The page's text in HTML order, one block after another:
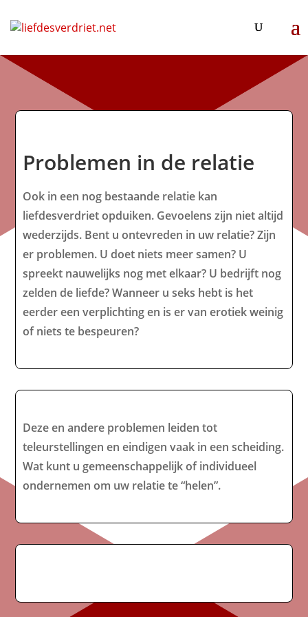
Problemen in de relatie
Ook in een nog bestaande relatie kan
liefdesverdriet opduiken. Gevoelens zijn niet altijd
wederzijds. Bent u ontevreden in uw relatie? Zijn
er problemen. U doet niets meer samen? U
spreekt nauwelijks nog met elkaar? U bedrijft nog
zelden de liefde? Wanneer u seks hebt is het
eerder een verplichting en is er van erotiek weinig
of niets te bespeuren?
Deze en andere problemen leiden tot
teleurstellingen en eindigen vaak in een scheiding.
Wat kunt u gemeenschappelijk of individueel
ondernemen om uw relatie te “helen”.​